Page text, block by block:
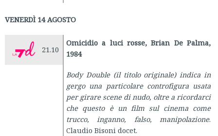
VENERDÌ 14 AGOSTO
21.10
Omicidio a luci rosse, Brian De Palma,
1984
Body Double(il titolo originale) indica in
gergo una particolare controfigura usata
per girare scene di nudo, oltre a ricordarci
che questo è un film sul cinema come
trucco, inganno, falso, manipolazione.
Claudio Bisoni docet.